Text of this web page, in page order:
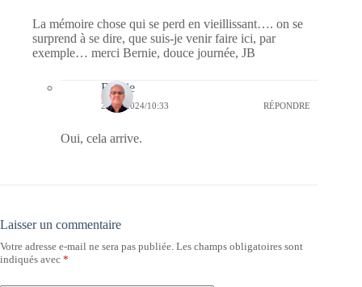
La mémoire chose qui se perd en vieillissant…. on se
surprend à se dire, que suis-je venir faire ici, par
exemple… merci Bernie, douce journée, JB
Bernie
25/10/2024/10:33 RÉPONDRE
Oui, cela arrive.
Laisser un commentaire
Votre adresse e-mail ne sera pas publiée. Les champs obligatoires sont
indiqués avec *